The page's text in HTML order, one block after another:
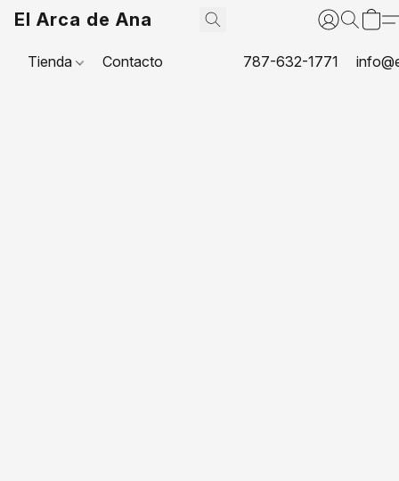
El Arca de Ana
Tienda Contacto 787-632-1771